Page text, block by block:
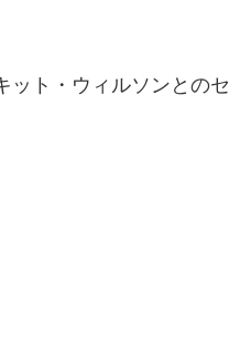
ット・ウィルソンとのセ